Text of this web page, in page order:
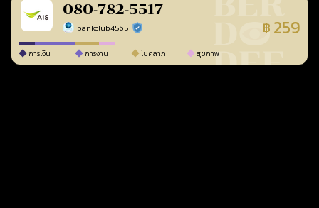
080-782-5517
bankclub4565 ร้านยืนยันแล้ว ฿ 259
การเงิน การงาน โชคลาภ สุขภาพ